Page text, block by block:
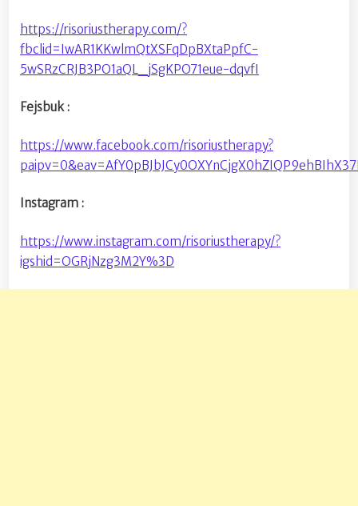
https://risoriustherapy.com/?
fbclid=IwAR1KKwlmQtXSFqDpBXtaPpfC-
5wSRzCRJB3PO1aQL_jSgKPO71eue-dqvfI
Fejsbuk :
https://www.facebook.com/risoriustherapy?
Instagram :
https://www.instagram.com/risoriustherapy/?
igshid=OGRjNzg3M2Y%3D